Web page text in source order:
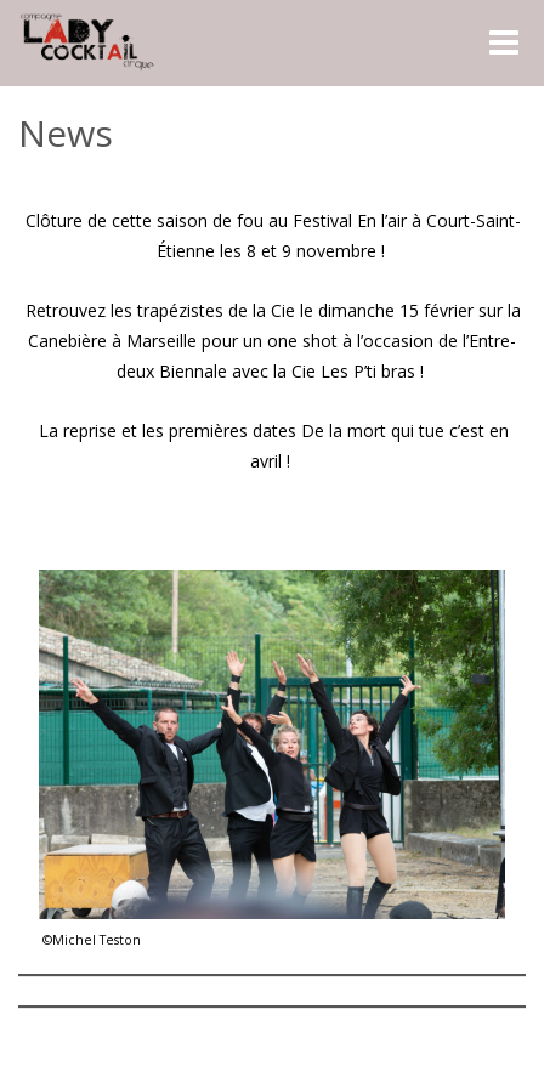
-
News
Clôture de cette saison de fou au Festival En l’air à Court-Saint-
Étienne les 8 et 9 novembre !
Retrouvez les trapézistes de la Cie le dimanche 15 février sur la
Canebière à Marseille pour un one shot à l’occasion de l’Entre-
deux Biennale avec la Cie Les P’ti bras !
La reprise et les premières dates De la mort qui tue c’est en
avril !
©Michel Teston